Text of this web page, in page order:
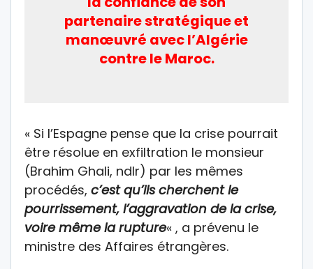
partenaire stratégique et
manœuvré avec l’Algérie
contre le Maroc.
« Si l’Espagne pense que la crise pourrait
être résolue en exfiltration le monsieur
(Brahim Ghali, ndlr) par les mêmes
procédés, c’est qu’ils cherchent le
pourrissement, l’aggravation de la crise,
voire même la rupture« , a prévenu le
ministre des Affaires étrangères.